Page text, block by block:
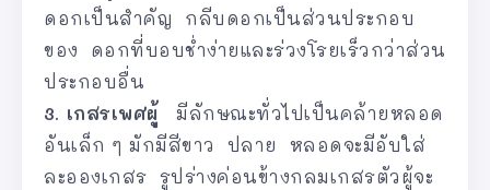
ดอกเป็นสําคัญ กลีบดอกเป็นส่วนประกอบ
ของ ดอกที่บอบชํ่าง่ายและร่วงโรยเร็วกว่าส่วน
ประกอบอื่น
3. เกสรเพศผู้ มีลักษณะทั่วไปเป็นคล้ายหลอด
อันเล็ก ๆ มักมีสีขาว ปลาย หลอดจะมีอับใส่
ละอองเกสร รูปร่างค่อนข้างกลมเกสรตัวผู้จะ